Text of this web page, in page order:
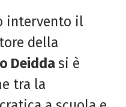
intervento il
della
Deiddasi è
tra la